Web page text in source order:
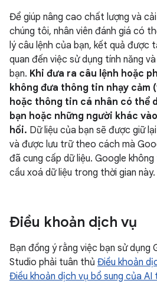
Để giúp nâng cao chất lượng và
chúng tôi, nhân viên đánh giá có
lý câu lệnh của bạn, kết quả được
quan đến việc sử dụng tính năng
bạn. Khi đưa ra câu lệnh hoặc
không đưa thông tin nhạy cảm
hoặc thông tin cá nhân có thể
bạn hoặc những người khác
hồi. Dữ liệu của bạn sẽ được giữ
và được lưu trữ theo cách mà
đã cung cấp dữ liệu. Google
cầu xoá dữ liệu trong thời gian này.
Điều khoản dịch vụ
Bạn đồng ý rằng việc bạn sử dụng
Studio phải tuân thủ Điều khoản
Điều khoản dịch vụ bổ sung của AI